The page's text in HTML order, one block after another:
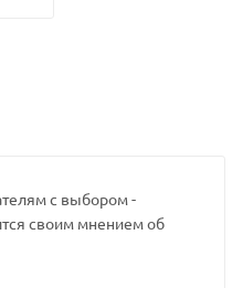
с выбором -
своим мнением об